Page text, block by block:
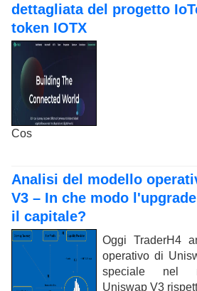
dettagliata del progetto
token IOTX
Cos
Analisi del modello
V3 – In che modo
il capitale?
Oggi TraderH4
operativo di
speciale nel
Uniswap V3